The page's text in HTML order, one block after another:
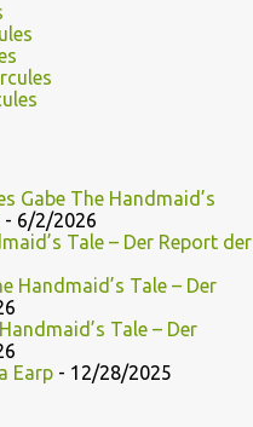
Gabe The Handmaid’s
- 6/2/2026
Tale – Der Report der
Handmaid’s Tale – Der
Tale – Der
Earp - 12/28/2025